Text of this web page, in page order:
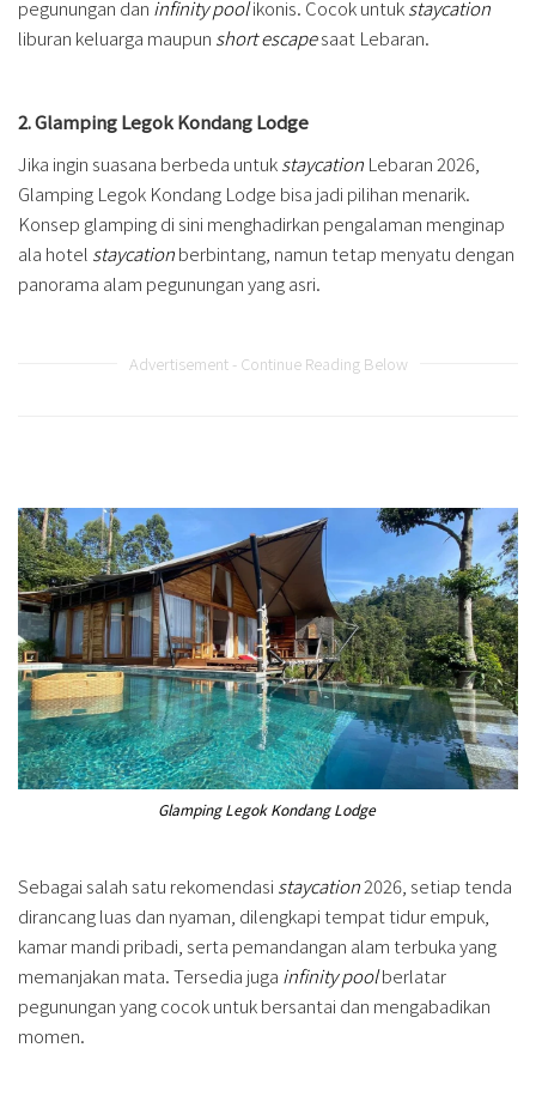
pegunungan dan infinity poolikonis. Cocok untukstaycation
liburan keluarga maupun short escapesaat Lebaran.
2. Glamping Legok Kondang Lodge
Jika ingin suasana berbeda untukstaycation Lebaran 2026,
Glamping Legok Kondang Lodge bisa jadi pilihan menarik.
Konsep glamping di sini menghadirkan pengalaman menginap
ala hotel staycationberbintang, namun tetap menyatu dengan
panorama alam pegunungan yang asri.
Advertisement - Continue Reading Below
Glamping Legok Kondang Lodge
Sebagai salah satu rekomendasi staycation2026, setiap tenda
dirancang luas dan nyaman, dilengkapi tempat tidur empuk,
kamar mandi pribadi, serta pemandangan alam terbuka yang
memanjakan mata. Tersedia juga infinity poolberlatar
pegunungan yang cocok untuk bersantai dan mengabadikan
momen.